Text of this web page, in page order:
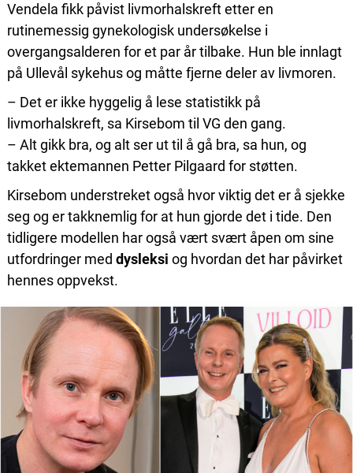
Vendela fikk påvist livmorhalskreft etter en
rutinemessig gynekologisk undersøkelse i
overgangsalderen for et par år tilbake. Hun ble innlagt
på Ullevål sykehus og måtte fjerne deler av livmoren.
– Det er ikke hyggelig å lese statistikk på
livmorhalskreft, sa Kirsebom til VG den gang.
– Alt gikk bra, og alt ser ut til å gå bra, sa hun, og
takket ektemannen Petter Pilgaard for støtten.
Kirsebom understreket også hvor viktig det er å sjekke
seg og er takknemlig for at hun gjorde det i tide. Den
tidligere modellen har også vært svært åpen om sine
utfordringer med dysleksi og hvordan det har påvirket
hennes oppvekst.